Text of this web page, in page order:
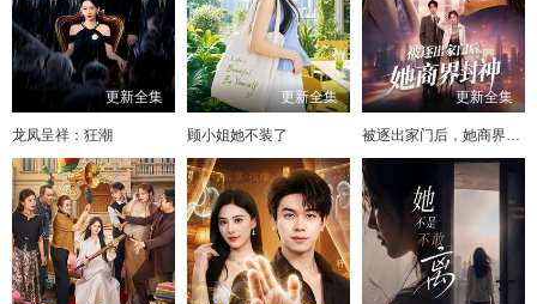
更新全集
龙凤呈祥：狂潮
更新全集
顾小姐她不装了
更新全集
被逐出家门后，她商界封神